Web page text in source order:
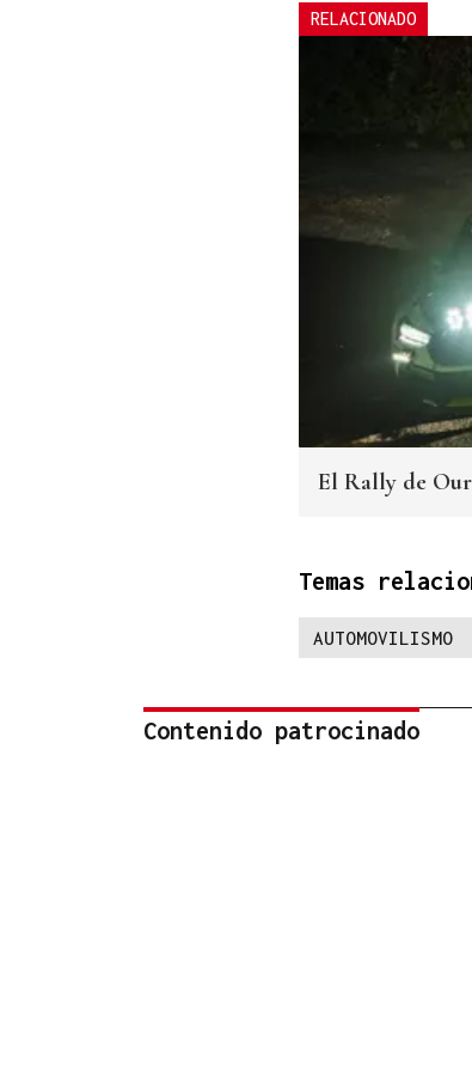
RELACIONADO
El Rally de
Temas
AUTOMOVILISMO
Contenido patrocinado